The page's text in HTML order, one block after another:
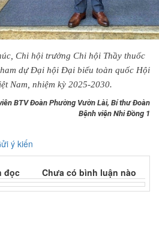
Chi hội trưởng Chi hội Thầy thuốc
dự Đại hội Đại biểu toàn quốc Hội
Nam, nhiệm kỳ 2025-2030.
BTV Đoàn Phường Vườn Lài, Bí thư Đoàn
Bệnh viện Nhi Đồng 1